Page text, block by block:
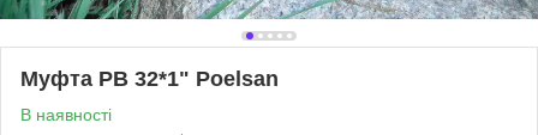
Муфта РВ 32*1" Poelsan
В наявності